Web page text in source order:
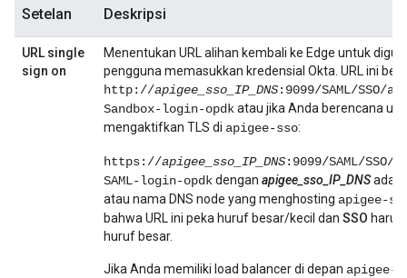
Setelan Deskripsi
URL single
sign on
Menentukan URL alihan kembali ke Edge untuk
pengguna memasukkan kredensial Okta. URL ini
http://apigee_sso_IP_DNS:9099/SAML/SSO/
Sandbox-login-opdkatau jika Anda berencana
mengaktifkan TLS di apigee-sso:
https://apigee_sso_IP_DNS:9099/SAML/
SAML-login-opdkdengan apigee_sso_IP_DNS
atau nama DNS node yang menghosting apigee-
bahwa URL ini peka huruf besar/kecil dan SSO
huruf besar.
Jika Anda memiliki load balancer di depan apigee-